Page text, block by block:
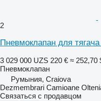
2
Пневмоклапан для
3 029 000 UZS 220 € ≈ 252,70
Пневмоклапан
Румыния, Craiova
Dezmembrari Camioane
Связаться с продавцом